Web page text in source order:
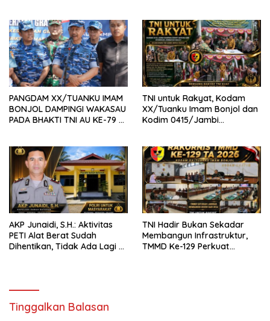
PANGDAM XX/TUANKU IMAM
BONJOL DAMPINGI WAKASAU
PADA BHAKTI TNI AU KE-79 DI
TNI untuk Rakyat, Kodam
XX/Tuanku Imam Bonjol dan
Kodim 0415/Jambi
Batang Hari
AKP Junaidi, S.H.: Aktivitas
PETI Alat Berat Sudah
Dihentikan, Tidak Ada Lagi di
TNI Hadir Bukan Sekadar
Membangun Infrastruktur,
TMMD Ke-129 Perkuat
Tinggalkan Balasan